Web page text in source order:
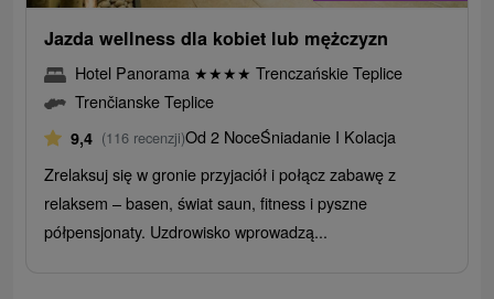
Jazda wellness dla kobiet lub mężczyzn
Hotel Panorama ★★★★ Trenczańskie Teplice
Trenčianske Teplice
9,4 (116 recenzji)Od 2 NoceŚniadanie I Kolacja
Zrelaksuj się w gronie przyjaciół i połącz zabawę z
relaksem – basen, świat saun, fitness i pyszne
półpensjonaty. Uzdrowisko wprowadzą...